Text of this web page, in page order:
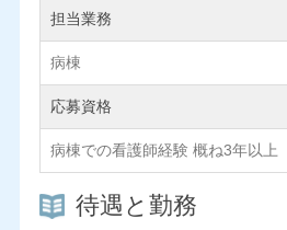
担当業務
病棟
応募資格
病棟での看護師経験 概ね3年以上
待遇と勤務